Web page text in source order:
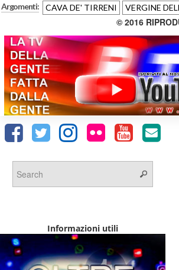
Argomenti: CAVA DE' TIRRENI VERGINE
© 2016
Informazioni utili